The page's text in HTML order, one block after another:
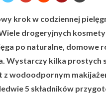
krok w codziennej
drogeryjnych
po naturalne, domowe
Wystarczy kilka prostych
z wodoodpornym
5 składników